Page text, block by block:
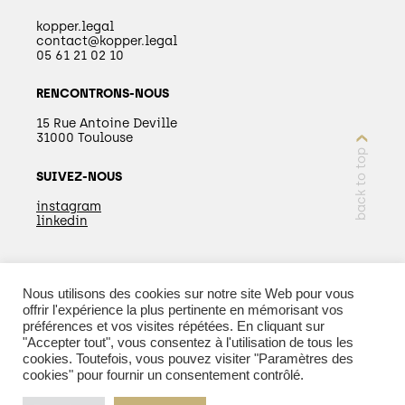
kopper.legal
contact@kopper.legal
05 61 21 02 10
RENCONTRONS-NOUS
15 Rue Antoine Deville
31000 Toulouse
SUIVEZ-NOUS
instagram
linkedin
EN SAVOIR PLUS
© 2026 Kopper - Tous droits réservés |
back to top
Nous utilisons des cookies sur notre site Web pour vous
offrir l'expérience la plus pertinente en mémorisant vos
préférences et vos visites répétées. En cliquant sur
"Accepter tout", vous consentez à l'utilisation de tous les
cookies. Toutefois, vous pouvez visiter "Paramètres des
cookies" pour fournir un consentement contrôlé.